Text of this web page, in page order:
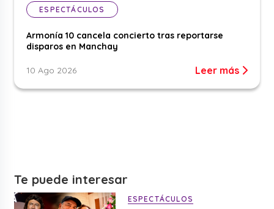
ESPECTÁCULOS
Armonía 10 cancela concierto tras reportarse
disparos en Manchay
10 Ago 2026 Leer más
Te puede interesar
ESPECTÁCULOS